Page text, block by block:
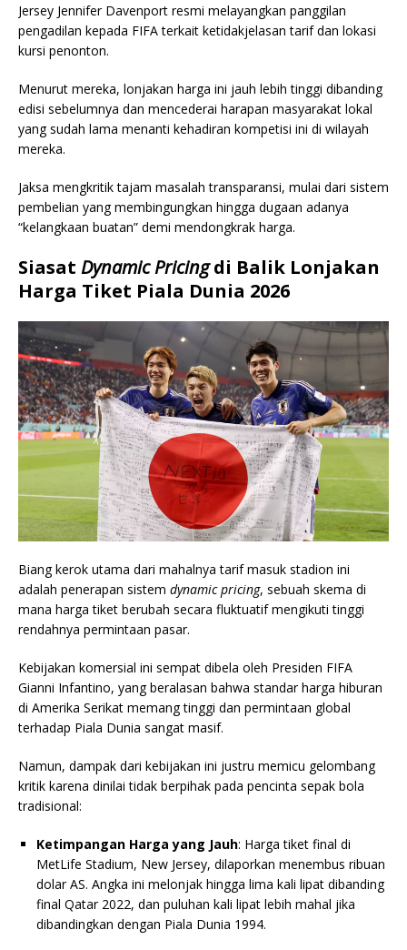
Jersey Jennifer Davenport resmi melayangkan panggilan
pengadilan kepada FIFA terkait ketidakjelasan tarif dan lokasi
kursi penonton.
Menurut mereka, lonjakan harga ini jauh lebih tinggi dibanding
edisi sebelumnya dan mencederai harapan masyarakat lokal
yang sudah lama menanti kehadiran kompetisi ini di wilayah
mereka.
Jaksa mengkritik tajam masalah transparansi, mulai dari sistem
pembelian yang membingungkan hingga dugaan adanya
“kelangkaan buatan” demi mendongkrak harga.
Siasat Dynamic Pricingdi Balik Lonjakan
Harga Tiket Piala Dunia 2026
Biang kerok utama dari mahalnya tarif masuk stadion ini
adalah penerapan sistem dynamic pricing, sebuah skema di
mana harga tiket berubah secara fluktuatif mengikuti tinggi
rendahnya permintaan pasar.
Kebijakan komersial ini sempat dibela oleh Presiden FIFA
Gianni Infantino, yang beralasan bahwa standar harga hiburan
di Amerika Serikat memang tinggi dan permintaan global
terhadap Piala Dunia sangat masif.
Namun, dampak dari kebijakan ini justru memicu gelombang
kritik karena dinilai tidak berpihak pada pencinta sepak bola
tradisional:
Ketimpangan Harga yang Jauh: Harga tiket final di
MetLife Stadium, New Jersey, dilaporkan menembus ribuan
dolar AS. Angka ini melonjak hingga lima kali lipat dibanding
final Qatar 2022, dan puluhan kali lipat lebih mahal jika
dibandingkan dengan Piala Dunia 1994.